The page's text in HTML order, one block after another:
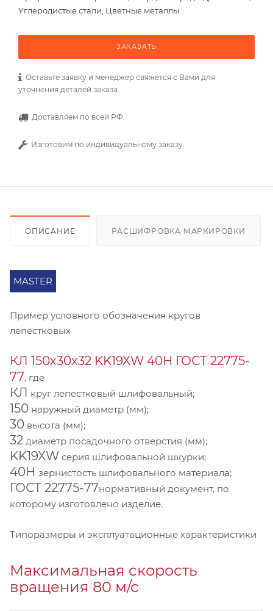
Углеродистые стали, Цветные металлы
ЗАКАЗАТЬ
Оставьте заявку и менеджер свяжется с Вами для
уточнения деталей заказа.
Доставляем по всей РФ.
Изготовим по индивидуальному заказу.
ОПИСАНИЕ РАСШИФРОВКА МАРКИРОВКИ
MASTER
Пример условного обозначения кругов
лепестковых
КЛ 150х30х32 KK19XW 40Н ГОСТ 22775-
77, где
КЛ круг лепестковый шлифовальный;
150 наружный диаметр (мм);
30 высота (мм);
32 диаметр посадочного отверстия (мм);
KK19XW серия шлифовальной шкурки;
40Н зернистость шлифовального материала;
ГОСТ 22775-77нормативный документ, по
которому изготовлено изделие.
Типоразмеры и эксплуатационные характеристики
Максимальная скорость
вращения 80 м/с